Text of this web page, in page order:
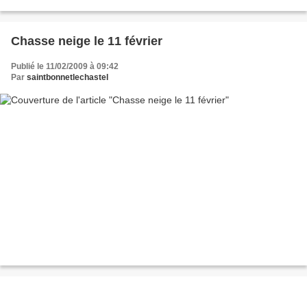
Chasse neige le 11 février
Publié le 11/02/2009 à 09:42
Par saintbonnetlechastel